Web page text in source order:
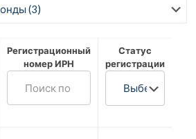
Регистрационный
номер ИРН
Статус
регистрации